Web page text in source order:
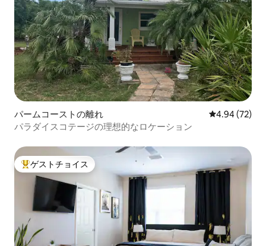
パームコーストの離れ レビュー72
4.94 (72)
パラダイスコテージの理想的なロケーション
大好評のゲストチョイスです。
ゲストチョイス